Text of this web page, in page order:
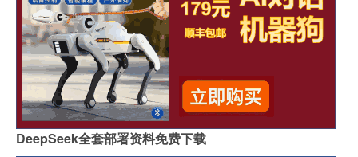
DeepSeek全套部署资料免费下载